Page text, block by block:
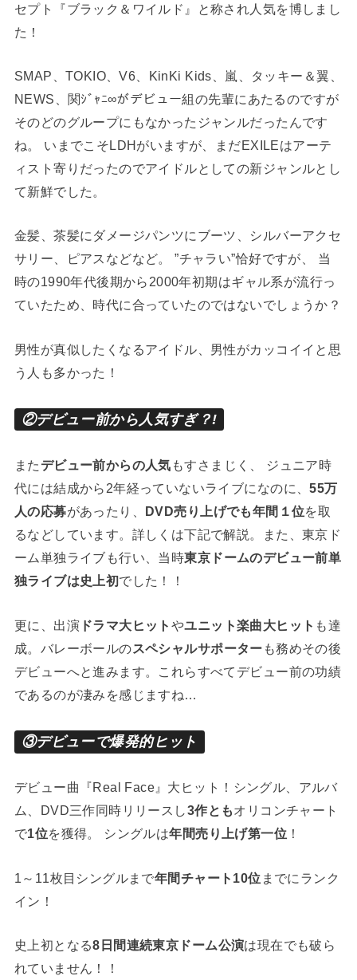
セプト『ブラック＆ワイルド』と称され人気を博しまし
た！
SMAP、TOKIO、V6、KinKi Kids、嵐、タッキー＆翼、
NEWS、関ｼﾞｬﾆ∞がデビュー組の先輩にあたるのですが
そのどのグループにもなかったジャンルだったんです
ね。 いまでこそLDHがいますが、まだEXILEはアーテ
ィスト寄りだったのでアイドルとしての新ジャンルとし
て新鮮でした。
金髪、茶髪にダメージパンツにブーツ、シルバーアクセ
サリー、ピアスなどなど。 ”チャラい”恰好ですが、 当
時の1990年代後期から2000年初期はギャル系が流行っ
ていたため、時代に合っていたのではないでしょうか？
男性が真似したくなるアイドル、男性がカッコイイと思
う人も多かった！
②デビュー前から人気すぎ？!
また デビュー前からの人気 もすさまじく、 ジュニア時
代には結成から2年経っていないライブになのに、55万
人の応募があったり、 DVD売り上げでも年間１位を取
るなどしています。詳しくは下記で解説。また、東京ド
ーム単独ライブも行い、当時東京ドームのデビュー前単
独ライブは史上初でした！！
更に、出演ドラマ大ヒット やユニット楽曲大ヒット も達
成。バレーボールのスペシャルサポーター も務めその後
デビューへと進みます。これらすべてデビュー前の功績
であるのが凄みを感じますね…
③デビューで爆発的ヒット
デビュー曲『Real Face』大ヒット！シングル、アルバ
ム、DVD三作同時リリースし3作ともオリコンチャート
で1位を獲得。 シングルは年間売り上げ第一位 ！
1～11枚目シングルまで年間チャート10位 までにランク
イン！
史上初となる8日間連続東京ドーム公演は現在でも破ら
れていません！！